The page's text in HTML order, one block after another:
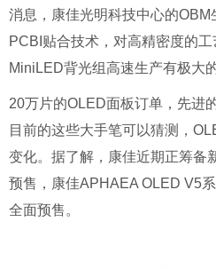
消息，康佳光明科技中心的
PCBI贴合技术，对高精密度的工
MiniLED背光组高速生产有极大
20万片的OLED面板订单，先进
目前的这些大手笔可以猜测，
变化。据了解，康佳近期正筹备
预售，康佳APHAEA OLED V5
全面预售。